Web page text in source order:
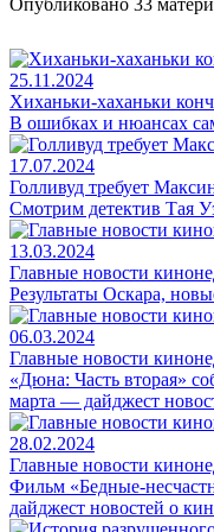
25.11.2024
Хиханьки-хаханьки
В ошибках и нюансах
17.07.2024
Голливуд требует
Смотрим детектив Тая
13.03.2024
Главные новости
Результаты Оскара,
06.03.2024
Главные новости
«Дюна: Часть вторая»
марта — дайджест
28.02.2024
Главные новости
Фильм «Бедные-
дайджест новостей о